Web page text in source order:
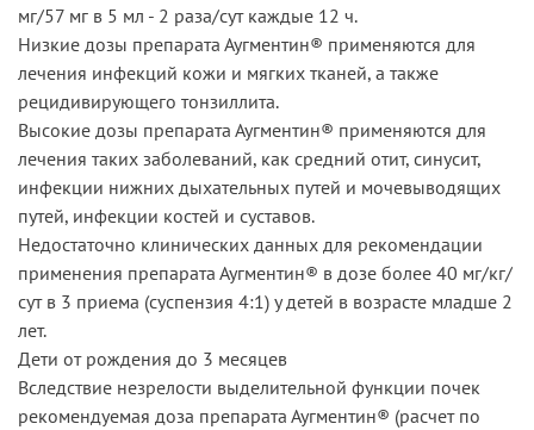
мг/57 мг в 5 мл - 2 раза/сут каждые 12 ч.
Низкие дозы препарата Аугментин® применяются для
лечения инфекций кожи и мягких тканей, а также
рецидивирующего тонзиллита.
Высокие дозы препарата Аугментин® применяются для
лечения таких заболеваний, как средний отит, синусит,
инфекции нижних дыхательных путей и мочевыводящих
путей, инфекции костей и суставов.
Недостаточно клинических данных для рекомендации
применения препарата Аугментин® в дозе более 40 мг/кг/
сут в 3 приема (суспензия 4:1) у детей в возрасте младше 2
лет.
Дети от рождения до 3 месяцев
Вследствие незрелости выделительной функции почек
рекомендуемая доза препарата Аугментин® (расчет по